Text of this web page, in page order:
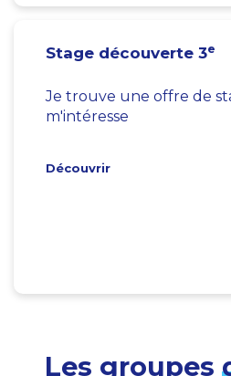
Stage découverte 3e
Je trouve une offre de
m'intéresse
Découvrir
Les groupes